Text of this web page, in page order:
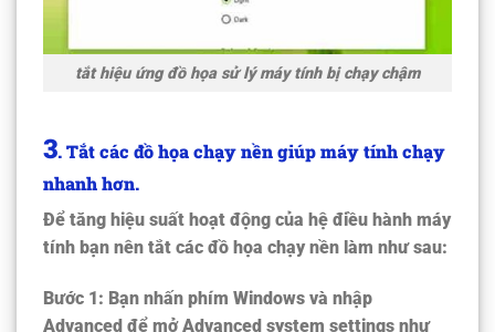
tắt hiệu ứng đồ họa sử lý máy tính bị chạy chậm
3. Tắt các đồ họa chạy nền giúp máy tính chạy
nhanh hơn.
Để tăng hiệu suất hoạt động của hệ điều hành máy
tính bạn nên tắt các đồ họa chạy nền làm như sau:
Bước 1: Bạn nhấn phím Windows và nhập
Advanced để mở Advanced system settings như